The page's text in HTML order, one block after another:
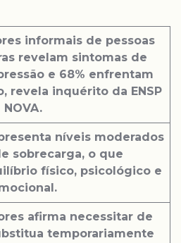
informais de pessoas
revelam sintomas de
e 68% enfrentam
revela inquérito da ENSP
NOVA.
níveis moderados
sobrecarga, o que
físico, psicológico e
afirma necessitar de
temporariamente